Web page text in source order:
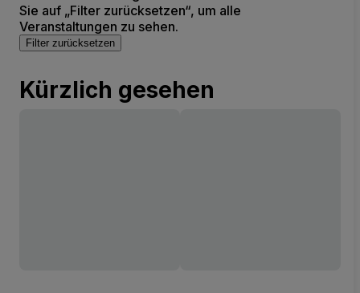
Sie auf „Filter zurücksetzen“, um alle
Veranstaltungen zu sehen.
Filter zurücksetzen
Kürzlich gesehen